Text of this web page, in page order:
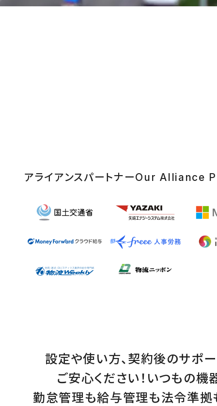
アライアンスパートナーOur Alliance
設定や使い方、 契約後のサポ
ご安心ください！ いつもの機
勤怠管理も給与管理も法令準拠